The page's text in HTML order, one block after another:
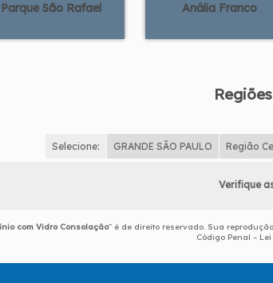
Parque São Rafael
Anália Franco
Selecione: GRANDE SÃO PAULO Região
Verifique
com Vidro Consolação" é de direito reservado. Sua
Código Penal –